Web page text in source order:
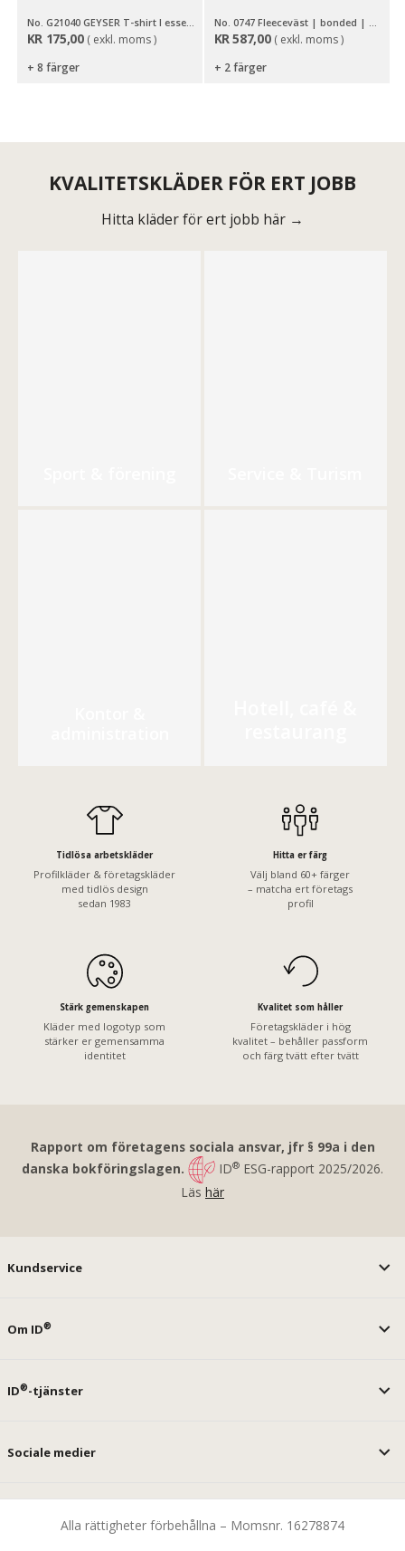
No. G21040 GEYSER T-shirt I essential
KR 175,00 ( exkl. moms )
+ 8 färger
No. 0747 Fleeceväst | bonded | dam
KR587,00 ( exkl. moms )
+ 2 färger
KVALITETSKLÄDER FÖR ERT JOBB
Hitta kläder för ert jobb här →
Tidlösa arbetskläder
Profilkläder & företagskläder
med tidlös design
sedan 1983
Hitta er färg
Välj bland 60+ färger
– matcha ert företags
profil
Stärk gemenskapen
Kläder med logotyp som
stärker er gemensamma
identitet
Kvalitet som håller
Företagskläder i hög
kvalitet – behåller passform
och färg tvätt efter tvätt
Rapport om företagens sociala ansvar, jfr § 99a i den
danska bokföringslagen.
ID® ESG-rapport 2025/2026.
Läs här
Kundservice
Om ID®
ID®-tjänster
Sociale medier
Alla rättigheter förbehållna – Momsnr. 16278874